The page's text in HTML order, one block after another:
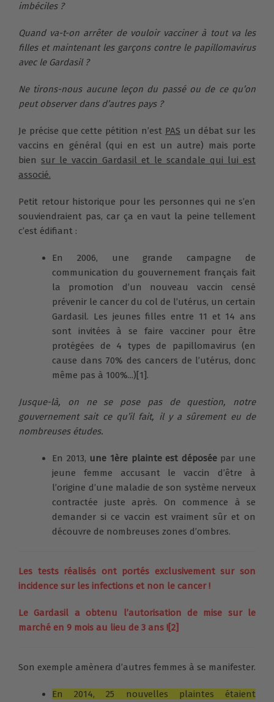
imbéciles ?
Quand va-t-on arrêter de vouloir vacciner à tout va les
filles et maintenant les garçons contre le papillomavirus
avec le Gardasil ?
Ne tirons-nous aucune leçon du passé ou de ce qu’on
peut observer dans d’autres pays ?
Je précise que cette pétition n’est PAS un débat sur les
vaccins en général (qui en est un autre) mais porte
bien sur le vaccin Gardasil et le scandale qui lui est
associé.
Petit retour historique pour les personnes qui ne s’en
souviendraient pas, car ça en vaut la peine tellement
c’est édifiant :
En 2006, une grande campagne de
communication du gouvernement français fait
la promotion d’un nouveau vaccin censé
prévenir le cancer du col de l’utérus, un certain
Gardasil. Les jeunes filles entre 11 et 14 ans
sont invitées à se faire vacciner pour être
protégées de 4 types de papillomavirus (en
cause dans 70% des cancers de l’utérus, donc
même pas à 100%...)[1].
Jusque-là, on ne se pose pas de question, notre
gouvernement sait ce qu’il fait, il y a sûrement eu de
nombreuses études.
En 2013, une 1ère plainte est déposéepar une
jeune femme accusant le vaccin d’être à
l’origine d’une maladie de son système nerveux
contractée juste après. On commence à se
demander si ce vaccin est vraiment sûr et on
découvre de nombreuses zones d’ombres.
Les tests réalisés ont portés exclusivement sur son
incidence sur les infections et non le cancer !
Le Gardasil a obtenu l’autorisation de mise sur le
marché en 9 mois au lieu de 3 ans ![2]
Son exemple amènera d’autres femmes à se manifester.
En 2014, 25 nouvelles plaintes étaient